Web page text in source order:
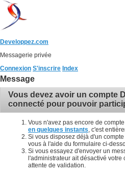
Developpez.com
Messagerie privée
Connexion S'inscrire Index
Message
Vous devez avoir un compte
connecté pour pouvoir
Vous n'avez pas encore de
en quelques instants , c'est
Si vous disposez déjà d'un
vous à l'aide du formulaire ci-
Si vous essayez d'envoyer un
l'administrateur ait désactivé votre
attente de validation.